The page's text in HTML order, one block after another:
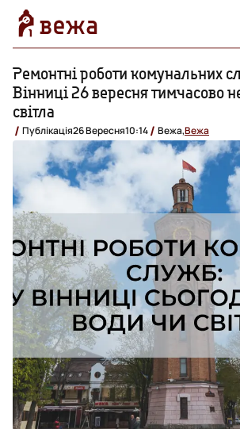
Ремонтні роботи комунальних
Вінниці 26 вересня тимчасово
світла
Публікація26 Вересня10:14 Вежа,Вежа